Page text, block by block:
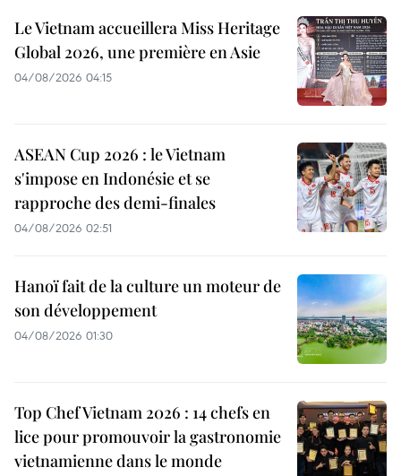
Le Vietnam accueillera Miss Heritage
Global 2026, une première en Asie
04/08/2026 04:15
ASEAN Cup 2026 : le Vietnam
s'impose en Indonésie et se
rapproche des demi-finales
04/08/2026 02:51
Hanoï fait de la culture un moteur de
son développement
04/08/2026 01:30
Top Chef Vietnam 2026 : 14 chefs en
lice pour promouvoir la gastronomie
vietnamienne dans le monde